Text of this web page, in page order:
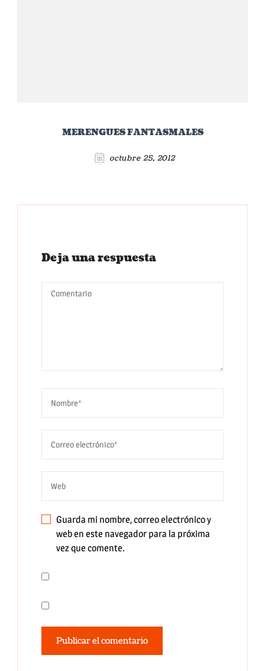
MERENGUES FANTASMALES
octubre 25, 2012
Deja una respuesta
Guarda mi nombre, correo electrónico y
web en este navegador para la próxima
vez que comente.